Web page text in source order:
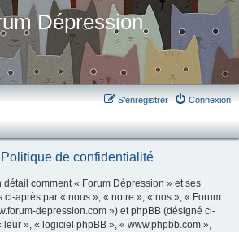
Dépression
Connexion
S’enregistrer
de confidentialité
comment « Forum Dépression » et ses
après par « nous », « notre », « nos », « Forum
depression.com ») et phpBB (désigné ci-
leur », « logiciel phpBB », « www.phpbb.com »,